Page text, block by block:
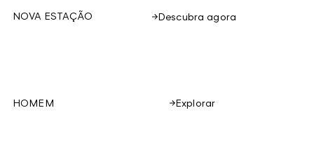
NOVA ESTAÇÃO Descubra agora
HOMEM Explorar